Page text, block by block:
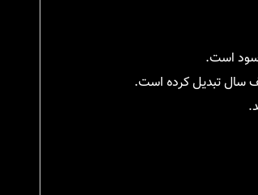
است.
سال تبدیل کرده است.